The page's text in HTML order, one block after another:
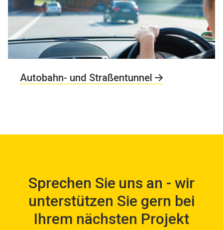
Autobahn- und Straßentunnel
Sprechen Sie uns an - wir
unterstützen Sie gern bei
Ihrem nächsten Projekt